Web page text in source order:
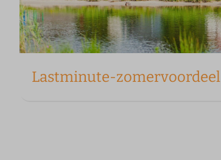
Lastminute-zomervoordeel